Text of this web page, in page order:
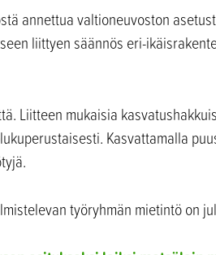
annettua valtioneuvoston
liittyen säännös eri-
Liitteen mukaisia
Kasvattamalla
työryhmän mietintö on